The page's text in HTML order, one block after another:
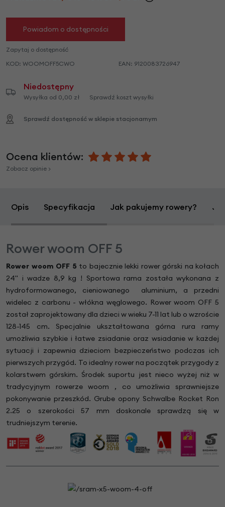
Powiadom o dostępności
Zapytaj o dostępność
KOD: WOOMOFF5CWO EAN: 9120083726947
Niedostępny
Wysyłka od 0,00 zł Sprawdź koszt wysyłki
Sprawdź dostępność w sklepie stacjonarnym
Ocena klientów:
Zobacz opinie >
Opis Specyfikacja Jak pakujemy rowery?
Rower woom OFF 5
Rower woom OFF 5 to bajecznie lekki rower górski na kołach
24" i wadze 8,9 kg ! Sportowa rama została wykonana z
hydroformowanego, cieniowanego aluminium, a przedni
widelec z carbonu - włókna węglowego. Rower woom OFF 5
został zaprojektowany dla dzieci w wieku 7-11 lat lub o wzroście
128-145 cm. Specjalnie ukształtowana górna rura ramy
umożliwia szybkie i łatwe zsiadanie oraz wsiadanie w każdej
sytuacji i zapewnia dzieciom bezpieczeństwo podczas ich
pierwszych przygód. To idealny rower na początek przygody z
kolarstwem górskim. Środek suportu jest nieco wyżej niż w
tradycyjnym rowerze woom , co umożliwia sprawniejsze
pokonywanie przeszkód. Grube opony Schwalbe Rocket Ron
2.25 o szerokości 57 mm doskonale sprawdzą się w
trudniejszym terenie.